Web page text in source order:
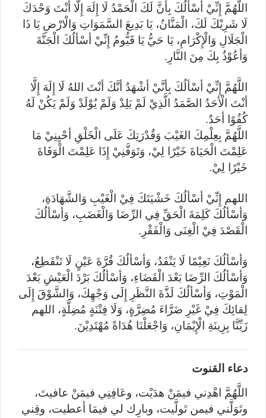
اللَّهُمَّ إِنِّيْ أسْألُكَ بِأنَّ لَكَ الْحَمْدُ لَا إِلَهَ إِلَّا أنْتَ وَحْدَكَ
لَا شَرِيْكَ لَكَ، الْمَنَّانُ، يَا بَدِيعَ السَّمَوَاتِ وَالْارْضِ يَا ذَا
الْجَلَالِ وَالْإِكْرَامِ، يَا حَيُّ يَا قَيُّومُ إِنِّيْ أسْألُكَ الْجَنَّةَ
وَأعُوْذُ بِكَ مِنَ النَّارِ.
اللَّهُمَّ إِنِّيْ أسْألُكَ بِأنَّيْ أشْهَدُ أنَّكَ أنْتَ اللهُ لَا إِلَهَ إِلَّا
أنْتَ الْأحَدُ الصَّمَدُ الَّذِيْ لَمْ يَلِدْ وَلَمْ يُوْلَدْ وَلَمْ يَكُنْ لَهُ
كُفُوًا أحَدٌ.
اللَّهُمَّ بِعِلْمِكَ الغَيْبَ وَقُدْرَتِكَ عَلَى الْخَلْقِ أحْيِنِيْ مَا
عَلِمْتَ الْحَيَاةَ خَيْرًا لِيْ، وَتَوَفَّنِيْ إِذَا عَلِمْتَ الْوَفَاةَ
خَيْرًا لِيْ.
اللهم إِنِّيْ أسْألُكَ خَشْيَتَكَ فِيْ الْغَيْبِ وَالشَّهَادَةِ،
وَأسْألُكَ كَلِمَةَ الْحَقِّ فِي الرِّضَا وَالْغَضَبِ، وَأسْألُكَ
الْقَصْدَ فِيْ الْغِنَى وَالْفَقْرِ.
وَأسْألُكَ نَعِيْمًا لَا يَنْفَدُ، وَأسْألُكَ قُرَّةَ عَيْنٍ لَا تَنْقَطِعُ،
وَأسْألُكَ الرِّضَا بَعْدَ الْقَضَاءِ، وَأسْألُكَ بَرْدَ الْعَيْشِ بَعْدَ
الْمَوْتِ، وَأسْألُكَ لَذَّةَ النَّظَرِ إِلَى وَجْهِكَ، وَالشَّوْقَ إِلَى
لِقائِكَ فِيْ غَيْرِ ضَرَّاءَ مُضِرَّةٍ، وَلَا فِتْنَةٍ مُضِلَّةٍ، اللهم
زَيِّنَّا بِزِينَةِ الْإِيْمَانِ، وَاجْعَلْنَا هُدَاةً مُهْتَدِيْنَ.
دعاء القنوت
اللَّهُمَّ اهْدِني فيمَنْ هدَيْت، وعَافِنِي فيمَنْ عافيتَ،
وتَوَلَّني فيمن تَولَّيت، وبارِك لي فيمَا أعطيت، وقِني